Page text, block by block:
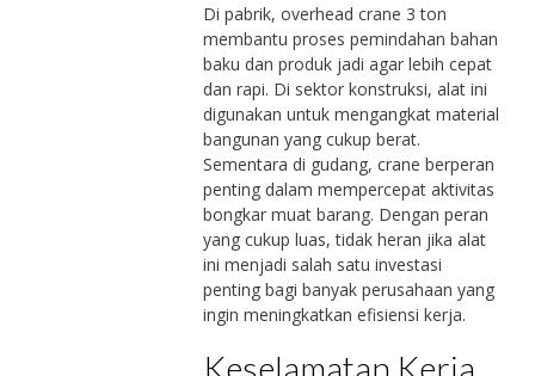
Di pabrik, overhead crane 3 ton
membantu proses pemindahan bahan
baku dan produk jadi agar lebih cepat
dan rapi. Di sektor konstruksi, alat ini
digunakan untuk mengangkat material
bangunan yang cukup berat.
Sementara di gudang, crane berperan
penting dalam mempercepat aktivitas
bongkar muat barang. Dengan peran
yang cukup luas, tidak heran jika alat
ini menjadi salah satu investasi
penting bagi banyak perusahaan yang
ingin meningkatkan efisiensi kerja.
Keselamatan Kerja